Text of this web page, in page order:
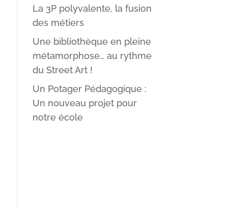
La 3P polyvalente, la fusion
des métiers
Une bibliothèque en pleine
métamorphose… au rythme
du Street Art !
Un Potager Pédagogique :
Un nouveau projet pour
notre école